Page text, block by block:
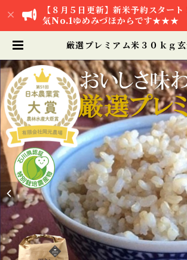
【８月５日更新】新米予約スター
気No.1ゆめみづほからです★★★
厳選プレミアム米３０ｋｇ玄
加賀丸いも 岡元農場